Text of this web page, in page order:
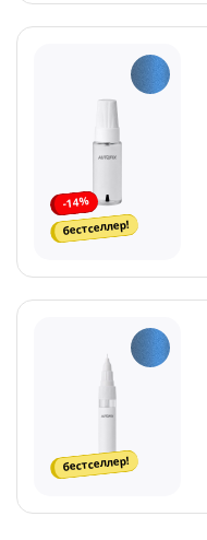
-14%
бестселлер!
бестселлер!